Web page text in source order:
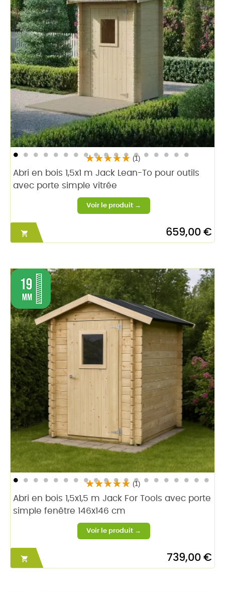
(1)
Abri en bois 1,5x1 m Jack Lean-To pour outils
avec porte simple vitrée
 659,00 €
(1)
Abri en bois 1,5x1,5 m Jack For Tools avec porte
simple fenêtre 146x146 cm
 739,00 €